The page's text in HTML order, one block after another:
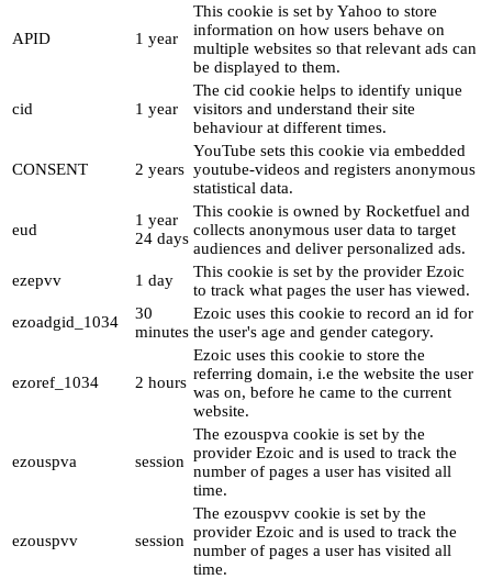
APID 1 year
This cookie is set by Yahoo to store
information on how users behave on
multiple websites so that relevant ads can
be displayed to them.
cid 1 year
The cid cookie helps to identify unique
visitors and understand their site
behaviour at different times.
CONSENT 2 years
YouTube sets this cookie via embedded
youtube-videos and registers anonymous
statistical data.
eud
1 year
24 days
This cookie is owned by Rocketfuel and
collects anonymous user data to target
audiences and deliver personalized ads.
ezepvv
1 day
This cookie is set by the provider Ezoic
to track what pages the user has viewed.
ezoadgid_1034
30
minutes
Ezoic uses this cookie to record an id for
the user's age and gender category.
ezoref_1034 2 hours
Ezoic uses this cookie to store the
referring domain, i.e the website the user
was on, before he came to the current
website.
ezouspva session
The ezouspva cookie is set by the
provider Ezoic and is used to track the
number of pages a user has visited all
time.
ezouspvv session
The ezouspvv cookie is set by the
provider Ezoic and is used to track the
number of pages a user has visited all
time.